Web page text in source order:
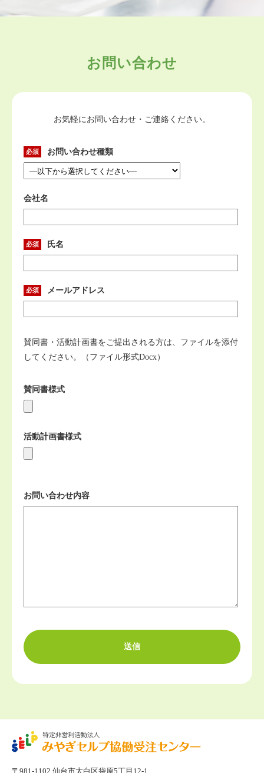
お問い合わせ
お気軽にお問い合わせ・ご連絡ください。
お問い合わせ種類
会社名
氏名
メールアドレス
賛同書・活動計画書をご提出される方は、ファイルを添付
してください。（ファイル形式Docx）
賛同書様式
活動計画書様式
お問い合わせ内容
〒981-1102 仙台市太白区袋原5丁目12-1